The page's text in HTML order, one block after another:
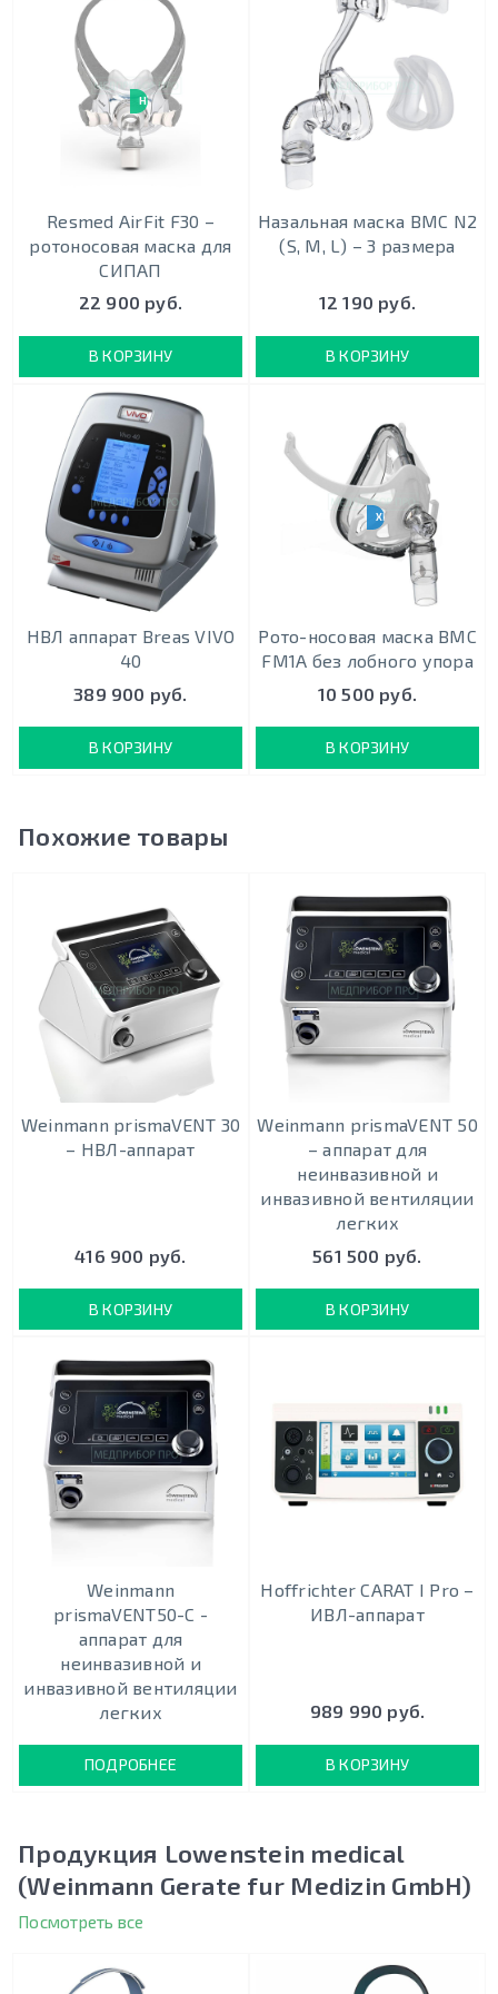
НОВИНКА
Resmed AirFit F30 –
ротоносовая маска для
СИПАП
22 900 руб.
В КОРЗИНУ
Назальная маска BMC N2
(S, M, L) – 3 размера
12 190 руб.
В КОРЗИНУ
НВЛ аппарат Breas VIVO
40
389 900 руб.
В КОРЗИНУ
ХИТ ПРОДАЖ
Рото-носовая маска BMC
FM1A без лобного упора
10 500 руб.
В КОРЗИНУ
Похожие товары
Weinmann prismaVENT 30
– НВЛ-аппарат
416 900 руб.
В КОРЗИНУ
Weinmann prismaVENT 50
– аппарат для
неинвазивной и
инвазивной вентиляции
легких
561 500 руб.
В КОРЗИНУ
Weinmann
prismaVENT50-C -
аппарат для
неинвазивной и
инвазивной вентиляции
легких
ПОДРОБНЕЕ
Hoffrichter CARAT I Pro –
ИВЛ-аппарат
989 990 руб.
В КОРЗИНУ
Продукция Lowenstein medical
(Weinmann Gerate fur Medizin GmbH)
Посмотреть все